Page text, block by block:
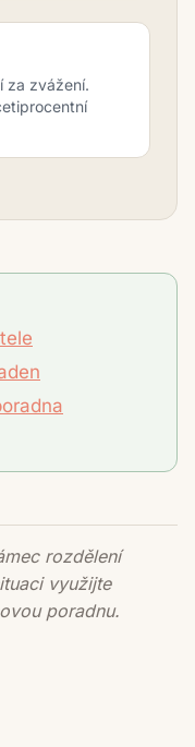
za zvážení.
rozdělení
využijte
poradnu.